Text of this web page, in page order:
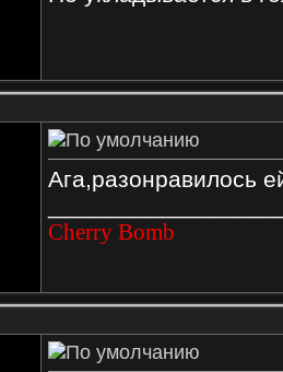
Ага,разонравилось
Cherry Bomb